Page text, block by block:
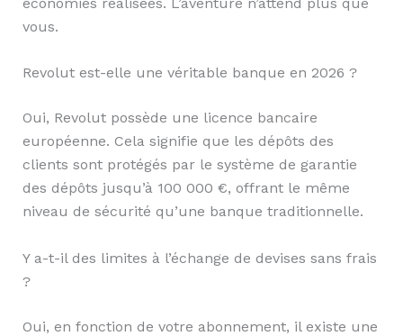
vous.
Revolut est-elle une véritable banque en 2026 ?
Oui, Revolut possède une licence bancaire
européenne. Cela signifie que les dépôts des
clients sont protégés par le système de garantie
des dépôts jusqu’à 100 000 €, offrant le même
niveau de sécurité qu’une banque traditionnelle.
Y a-t-il des limites à l’échange de devises sans frais
?
Oui, en fonction de votre abonnement, il existe une